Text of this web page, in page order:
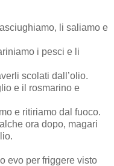
li saliamo e
i pesci e li
scolati dall’olio.
e il rosmarino e
e ritiriamo dal fuoco.
ora dopo, magari
evo per friggere visto